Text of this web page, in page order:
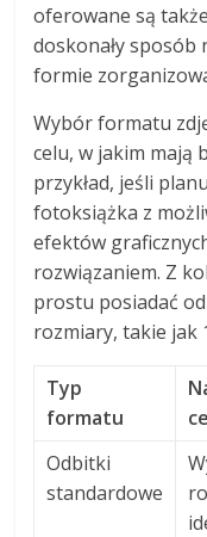
oferowane są
doskonały sposób
formie
Wybór formatu
celu, w jakim mają
przykład, jeśli
fotoksiążka z
efektów
rozwiązaniem. Z
prostu posiadać
rozmiary, takie jak
Typ
formatu
Odbitki
standardowe